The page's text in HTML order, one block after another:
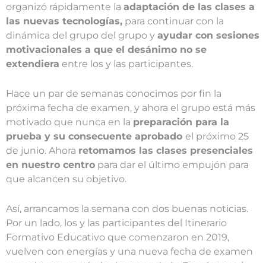
organizó rápidamente la adaptación de las clases a
las nuevas tecnologías, para continuar con la
dinámica del grupo del grupo y ayudar con sesiones
motivacionales a que el desánimo no se
extendiera entre los y las participantes.
Hace un par de semanas conocimos por fin la
próxima fecha de examen, y ahora el grupo está más
motivado que nunca en la preparación para la
prueba y su consecuente aprobado el próximo 25
de junio. Ahora retomamos las clases presenciales
en nuestro centro para dar el último empujón para
que alcancen su objetivo.
Así, arrancamos la semana con dos buenas noticias.
Por un lado, los y las participantes del Itinerario
Formativo Educativo que comenzaron en 2019,
vuelven con energías y una nueva fecha de examen